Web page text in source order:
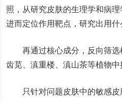
照，从研究皮肤的生理学和病理
进而定位作用靶点，研究出用什
再通过核心成分，反向筛选
齿苋、滇重楼、滇山茶等植物中
只针对问题皮肤中的敏感皮